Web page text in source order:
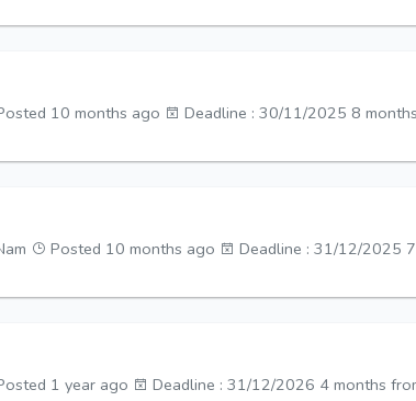
10 months ago Deadline : 30/11/2025 8
Posted 10 months ago Deadline : 31/12/2025
1 year ago Deadline : 31/12/2026 4 months